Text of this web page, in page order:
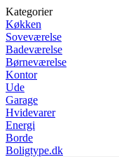
Kategorier
Køkken
Soveværelse
Badeværelse
Børneværelse
Kontor
Ude
Garage
Hvidevarer
Energi
Borde
Boligtype.dk